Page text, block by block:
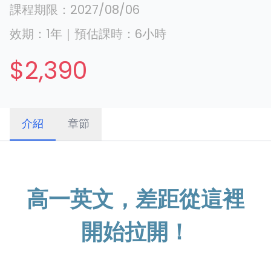
課程期限： 2027/08/06
效期： 1年 ｜ 預估課時： 6小時
$2,390
介紹 章節
高一英文，差距從這裡
開始拉開！